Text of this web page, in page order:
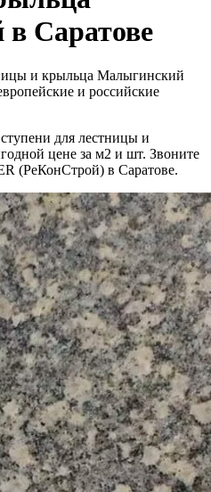
Саратове
и крыльца Малыгинский
и российские
для лестницы и
цене за м2 и шт. Звоните
(РеКонСтрой) в Саратове.